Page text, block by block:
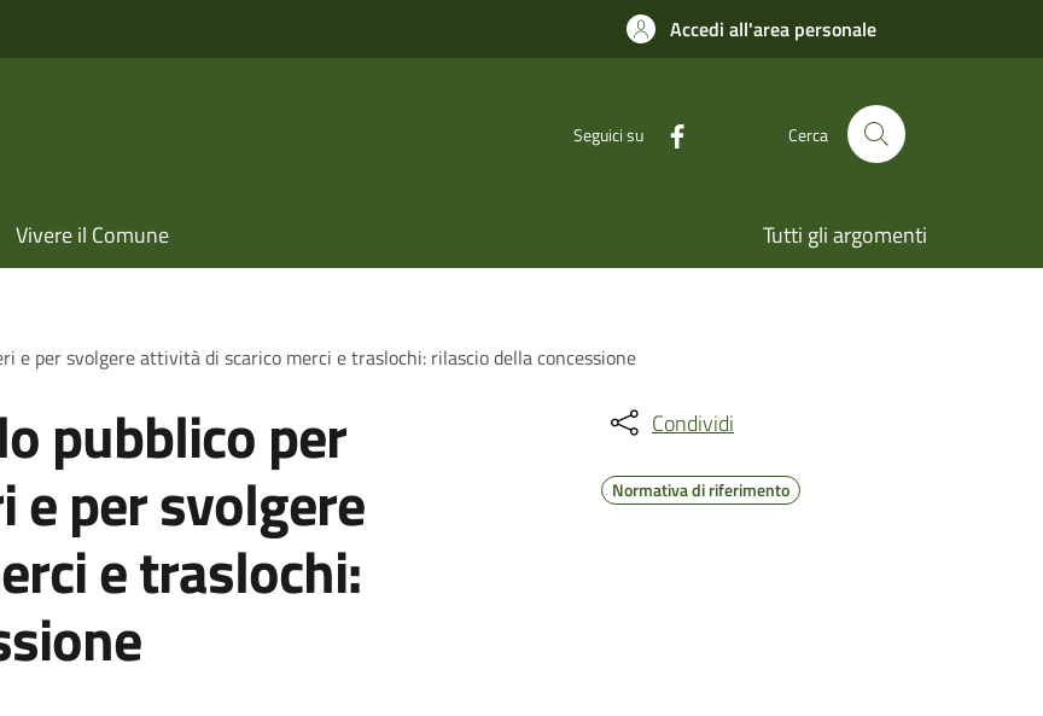
Accedi all'area personale
Seguici su Cerca
Vivere il Comune Tutti gli argomenti
e per svolgere attività di scarico merci e traslochi: rilascio della concessione
pubblico per
per svolgere
e traslochi:
Condividi
Normativa di riferimento